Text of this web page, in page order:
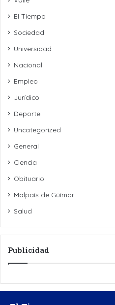
El Tiempo
Sociedad
Universidad
Nacional
Empleo
Jurídico
Deporte
Uncategorized
General
Ciencia
Obituario
Malpaís de Güímar
Salud
Publicidad